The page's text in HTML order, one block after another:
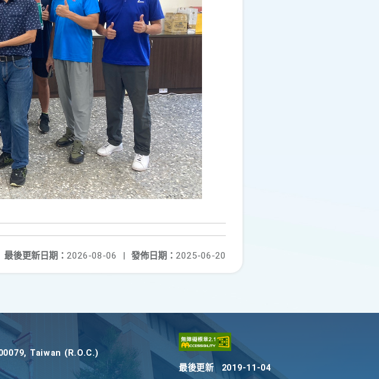
發佈日期： 2025-06-20
最後更新日期： 2026-08-06 |
Taiwan (R.O.C.)
最後更新 2019-11-04